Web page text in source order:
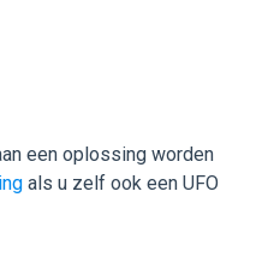
een oplossing worden
als u zelf ook een UFO